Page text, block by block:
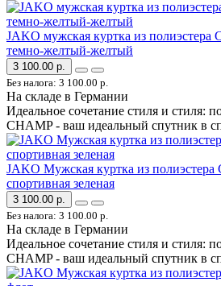
JAKO мужская куртка из полиэстера
темно-желтый-желтый
3 100.00 р.
Без налога: 3 100.00 р.
На складе в Германии
Идеальное сочетание стиля и стиля:
CHAMP - ваш идеальный спутник в
JAKO Мужская куртка из полиэстера
спортивная зеленая
3 100.00 р.
Без налога: 3 100.00 р.
На складе в Германии
Идеальное сочетание стиля и стиля:
CHAMP - ваш идеальный спутник в